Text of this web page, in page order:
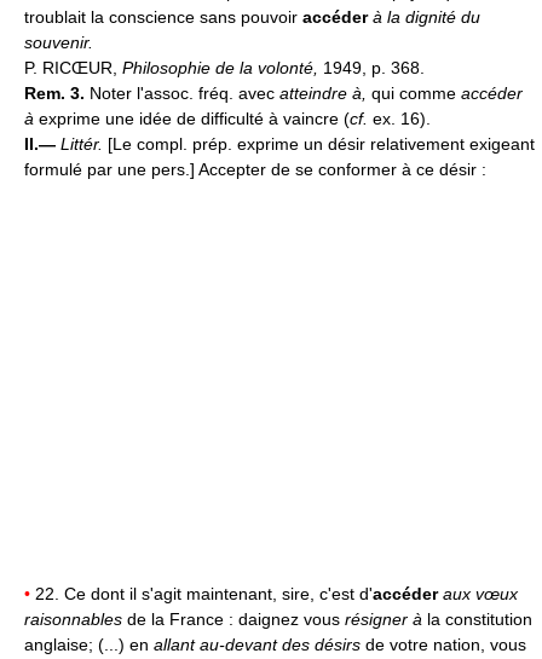
troublait la conscience sans pouvoir accéderà la dignité du
souvenir.
P. RICŒUR, Philosophie de la volonté, 1949, p. 368.
Rem. 3. Noter l'assoc. fréq. avec atteindre à, qui comme accéder
à exprime une idée de difficulté à vaincre (cf. ex. 16).
II.— Littér. [Le compl. prép. exprime un désir relativement exigeant
formulé par une pers.] Accepter de se conformer à ce désir :
• 22. Ce dont il s'agit maintenant, sire, c'est d'accéderaux vœux
raisonnables de la France : daignez vous résigner à la constitution
anglaise; (...) en allant au-devant des désirs de votre nation, vous